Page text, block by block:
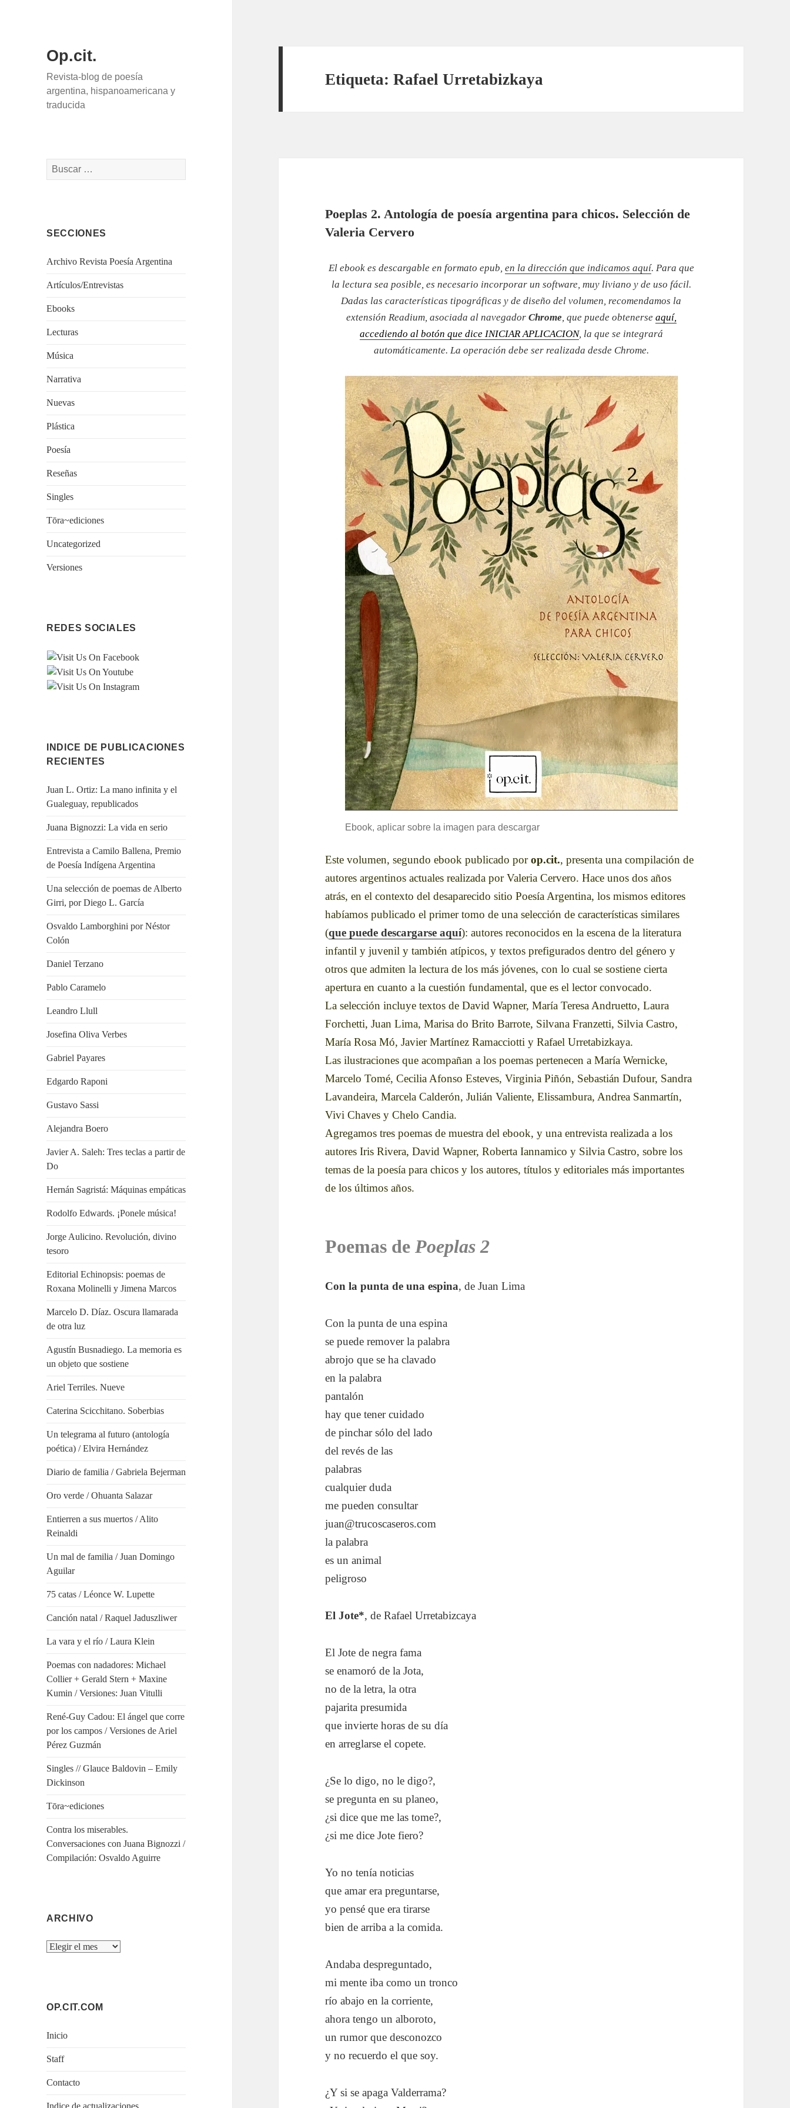
Op.cit.
Revista-blog de poesía
argentina, hispanoamericana y
traducida
Buscar:
SECCIONES
Archivo Revista Poesía Argentina
Artículos/Entrevistas
Ebooks
Lecturas
Música
Narrativa
Nuevas
Plástica
Poesía
Reseñas
Singles
Tōra~ediciones
Uncategorized
Versiones
REDES SOCIALES
INDICE DE PUBLICACIONES
RECIENTES
Juan L. Ortiz: La mano infinita y el
Gualeguay, republicados
Juana Bignozzi: La vida en serio
Entrevista a Camilo Ballena, Premio
de Poesía Indígena Argentina
Una selección de poemas de Alberto
Girri, por Diego L. García
Osvaldo Lamborghini por Néstor
Colón
Daniel Terzano
Pablo Caramelo
Leandro Llull
Josefina Oliva Verbes
Gabriel Payares
Edgardo Raponi
Gustavo Sassi
Alejandra Boero
Javier A. Saleh: Tres teclas a partir de
Do
Hernán Sagristá: Máquinas empáticas
Rodolfo Edwards. ¡Ponele música!
Jorge Aulicino. Revolución, divino
tesoro
Editorial Echinopsis: poemas de
Roxana Molinelli y Jimena Marcos
Marcelo D. Díaz. Oscura llamarada
de otra luz
Agustín Busnadiego. La memoria es
un objeto que sostiene
Ariel Terriles. Nueve
Caterina Scicchitano. Soberbias
Un telegrama al futuro (antología
poética) / Elvira Hernández
Diario de familia / Gabriela Bejerman
Oro verde / Ohuanta Salazar
Entierren a sus muertos / Alito
Reinaldi
Un mal de familia / Juan Domingo
Aguilar
75 catas / Léonce W. Lupette
Canción natal / Raquel Jaduszliwer
La vara y el río / Laura Klein
Poemas con nadadores: Michael
Collier + Gerald Stern + Maxine
Kumin / Versiones: Juan Vitulli
René-Guy Cadou: El ángel que corre
por los campos / Versiones de Ariel
Pérez Guzmán
Singles // Glauce Baldovin – Emily
Dickinson
Tōra~ediciones
Contra los miserables.
Conversaciones con Juana Bignozzi /
Compilación: Osvaldo Aguirre
ARCHIVO
Archivo
OP.CIT.COM
Inicio
Staff
Contacto
Etiqueta:Rafael Urretabizkaya
Poeplas 2. Antología de poesía argentina para chicos. Selección de
Valeria Cervero
El ebook es descargable en formato epub, en la dirección que indicamos aquí. Para que
la lectura sea posible, es necesario incorporar un software, muy liviano y de uso fácil.
Dadas las características tipográficas y de diseño del volumen, recomendamos la
extensión Readium, asociada al navegador Chrome, que puede obtenerse aquí,
accediendo al botón que dice INICIAR APLICACION, la que se integrará
automáticamente. La operación debe ser realizada desde Chrome.
Ebook, aplicar sobre la imagen para descargar
Este volumen, segundo ebook publicado porop.cit., presenta una compilación de
autores argentinos actuales realizada por Valeria Cervero. Hace unos dos años
atrás, en el contexto del desaparecido sitio Poesía Argentina, los mismos editores
habíamos publicado el primer tomo de una selección de características similares
(que puede descargarse aquí): autores reconocidos en la escena de la literatura
infantil y juvenil y también atípicos, y textos prefigurados dentro del género y
otros que admiten la lectura de los más jóvenes, con lo cual se sostiene cierta
apertura en cuanto a la cuestión fundamental, que es el lector convocado.
La selección incluye textos de David Wapner, María Teresa Andruetto, Laura
Forchetti, Juan Lima, Marisa do Brito Barrote, Silvana Franzetti, Silvia Castro,
María Rosa Mó, Javier Martínez Ramacciotti y Rafael Urretabizkaya.
Las ilustraciones que acompañan a los poemas pertenecen a María Wernicke,
Marcelo Tomé, Cecilia Afonso Esteves, Virginia Piñón, Sebastián Dufour, Sandra
Lavandeira, Marcela Calderón, Julián Valiente, Elissambura, Andrea Sanmartín,
Vivi Chaves y Chelo Candia.
Agregamos tres poemas de muestra del ebook, y una entrevista realizada a los
autores Iris Rivera, David Wapner, Roberta Iannamico y Silvia Castro, sobre los
temas de la poesía para chicos y los autores, títulos y editoriales más importantes
de los últimos años.
Poemas de Poeplas 2
Con la punta de una espina, de Juan Lima
Con la punta de una espina
se puede remover la palabra
abrojo que se ha clavado
en la palabra
pantalón
hay que tener cuidado
de pinchar sólo del lado
del revés de las
palabras
cualquier duda
me pueden consultar
juan@trucoscaseros.com
la palabra
es un animal
peligroso
El Jote*, de Rafael Urretabizcaya
El Jote de negra fama
se enamoró de la Jota,
no de la letra, la otra
pajarita presumida
que invierte horas de su día
en arreglarse el copete.
¿Se lo digo, no le digo?,
se pregunta en su planeo,
¿si dice que me las tome?,
¿si me dice Jote fiero?
Yo no tenía noticias
que amar era preguntarse,
yo pensé que era tirarse
bien de arriba a la comida.
Andaba despreguntado,
mi mente iba como un tronco
río abajo en la corriente,
ahora tengo un alboroto,
un rumor que desconozco
y no recuerdo el que soy.
¿Y si se apaga Valderrama?